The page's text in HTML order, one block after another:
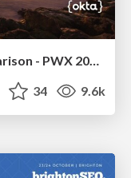
34 9.6k